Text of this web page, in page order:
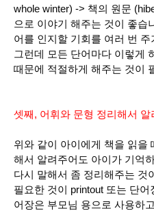
whole winter) -> 책의 원문
으로 이야기 해주는 것이 좋습
어를 인지할 기회를 여러 번 주
그런데 모든 단어마다 이렇게
때문에 적절하게 해주는 것이
셋째, 어휘와 문형 정리해서 알
위와 같이 아이에게 책을 읽을
해서 알려주어도 아이가 기억
다시 말해서 좀 정리해주는 것
필요한 것이 printout 또는 단
어장은 부모님 용으로 사용하